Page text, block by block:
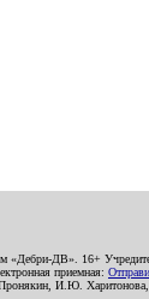
«Дебри-ДВ». 16+
приемная:
К.А. Пронякин, И.Ю.